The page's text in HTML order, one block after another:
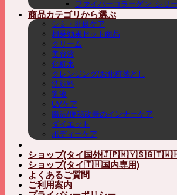
ファイバーコラーゲン_シリ
商品カテゴリから選ぶ
シミ・肝斑ケア
相乗効果セット商品
クリーム
美容液
化粧水
クレンジング/お化粧落とし
洗顔料
乳液
UVケア
腸活/便秘改善のインナーケア
ダイエット
ボディーケア
ショップ(タイ国外
ショップ(タイ🇹🇭国内専用)
よくあるご質問
ご利用案内